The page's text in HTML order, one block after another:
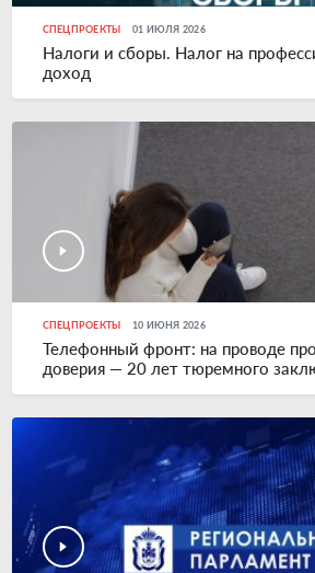
СПЕЦПРОЕКТЫ 01 ИЮЛЯ 2026
Налоги и сборы. Налог на
доход
СПЕЦПРОЕКТЫ 10 ИЮНЯ 2026
Телефонный фронт: на проводе
доверия — 20 лет тюремного